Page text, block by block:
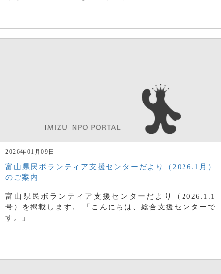
2026年01月09日
富山県民ボランティア支援センターだより（2026.1月）
のご案内
富山県民ボランティア支援センターだより（2026.1.1
号）を掲載します。 「こんにちは、総合支援センターで
す。」